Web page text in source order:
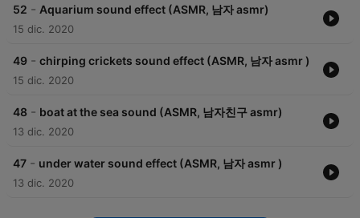
52 - Aquarium sound effect (ASMR, 남자 asmr)
15 dic. 2020
49 - chirping crickets sound effect (ASMR, 남자 asmr )
15 dic. 2020
48 - boat at the sea sound (ASMR, 남자친구 asmr)
13 dic. 2020
47 - under water sound effect (ASMR, 남자 asmr )
13 dic. 2020